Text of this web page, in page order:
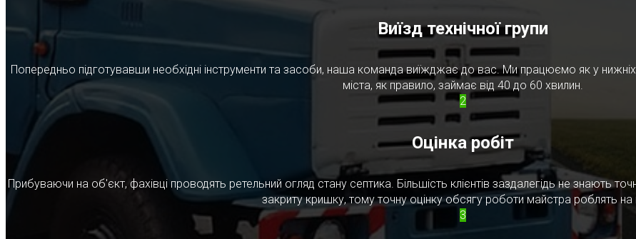
Виїзд технічної групи
Попередньо підготувавши необхідні інструменти та засоби, наша команда виїжджає до вас. Ми працюємо як у
міста, як правило, займає від 40 до 60 хвилин.
2
Оцінка робіт
Прибуваючи на об'єкт, фахівці проводять ретельний огляд стану септика. Більшість клієнтів заздалегідь не знають
закриту кришку, тому точну оцінку обсягу роботи майстра роблять на
3